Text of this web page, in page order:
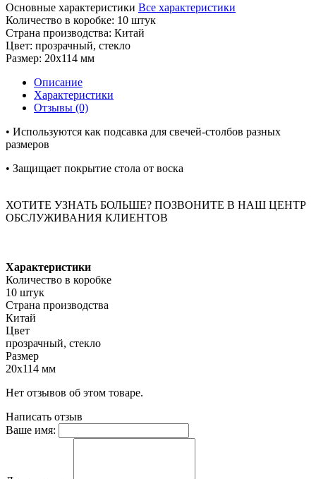
Основные характеристики Все характеристики
Количество в коробке: 10 штук
Страна производства: Китай
Цвет: прозрачный, стекло
Размер: 20х114 мм
Описание
Характеристики
Отзывы (0)
• Используются как подсавка для свечей-столбов разных
размеров
• Защищает покрытие стола от воска
ХОТИТЕ УЗНАТЬ БОЛЬШЕ? ПОЗВОНИТЕ В НАШ ЦЕНТР
ОБСЛУЖИВАНИЯ КЛИЕНТОВ
Характеристики
Количество в коробке
10 штук
Страна производства
Китай
Цвет
прозрачный, стекло
Размер
20х114 мм
Нет отзывов об этом товаре.
Написать отзыв
Ваше имя: